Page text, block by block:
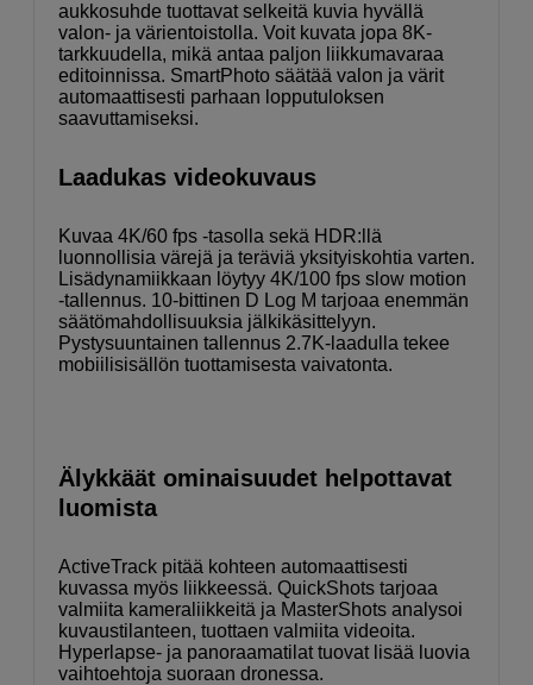
aukkosuhde tuottavat selkeitä kuvia hyvällä
valon- ja värientoistolla. Voit kuvata jopa 8K-
tarkkuudella, mikä antaa paljon liikkumavaraa
editoinnissa. SmartPhoto säätää valon ja värit
automaattisesti parhaan lopputuloksen
saavuttamiseksi.
Laadukas videokuvaus
Kuvaa 4K/60 fps -tasolla sekä HDR:llä
luonnollisia värejä ja teräviä yksityiskohtia varten.
Lisädynamiikkaan löytyy 4K/100 fps slow motion
-tallennus. 10-bittinen D Log M tarjoaa enemmän
säätömahdollisuuksia jälkikäsittelyyn.
Pystysuuntainen tallennus 2.7K-laadulla tekee
mobiilisisällön tuottamisesta vaivatonta.
Älykkäät ominaisuudet helpottavat
luomista
ActiveTrack pitää kohteen automaattisesti
kuvassa myös liikkeessä. QuickShots tarjoaa
valmiita kameraliikkeitä ja MasterShots analysoi
kuvaustilanteen, tuottaen valmiita videoita.
Hyperlapse- ja panoraamatilat tuovat lisää luovia
vaihtoehtoja suoraan dronessa.